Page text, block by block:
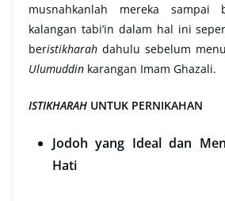
musnahkanlah mereka sampai
kalangan tabi’in dalam hal ini
beristikharah dahulu sebelum
Ulumuddin karangan Imam Ghazali.
ISTIKHARAH UNTUK PERNIKAHAN
Jodoh yang Ideal dan
Hati